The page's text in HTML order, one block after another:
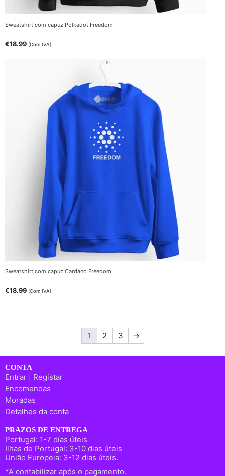
Sweatshirt com capuz Polkadot Freedom
€18.99 (Com IVA)
Sweatshirt com capuz Cardano Freedom
€18.99 (Com IVA)
1 2 3 →
CONTA
Entrar | Registar
Encomendas
Moradas
Detalhes da conta
PRAZOS DE ENTREGA
Portugal: 1-7 dias úteis
Ilhas de Portugal: 3-10 dias úteis
União Europeia: 3-12 dias úteis.
*A contabilizar após o pagamento.